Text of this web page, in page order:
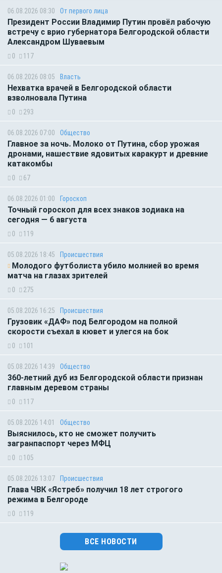
06.08.2026 08:30 От первого лица
Президент России Владимир Путин провёл рабочую
встречу с врио губернатора Белгородской области
Александром Шуваевым
0 117
06.08.2026 08:05 Власть
Нехватка врачей в Белгородской области
взволновала Путина
0 293
06.08.2026 07:00 Общество
Главное за ночь. Молоко от Путина, сбор урожая
дронами, нашествие ядовитых каракурт и древние
катакомбы
0 67
06.08.2026 01:00 Гороскоп
Точный гороскоп для всех знаков зодиака на
сегодня — 6 августа
0 119
05.08.2026 18:45 Происшествия
Молодого футболиста убило молнией во время
матча на глазах зрителей
0 275
05.08.2026 16:25 Происшествия
Грузовик «ДАФ» под Белгородом на полной
скорости съехал в кювет и улегся на бок
0 101
05.08.2026 14:39 Общество
360-летний дуб из Белгородской области признан
главным деревом страны
0 117
05.08.2026 14:01 Общество
Выяснилось, кто не сможет получить
загранпаспорт через МФЦ
0 105
05.08.2026 13:07 Происшествия
Глава ЧВК «Ястреб» получил 18 лет строгого
режима в Белгороде
0 119
ВСЕ НОВОСТИ